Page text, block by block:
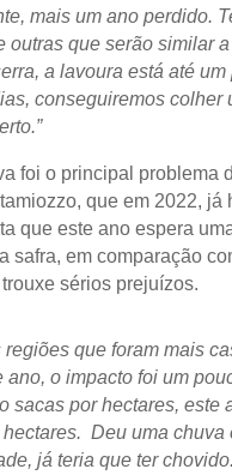
mais um ano perdido.
outras que serão similar
a lavoura está até
conseguiremos
foi o principal problema
que em 2022,
que este ano espera
safra, em comparação
sérios prejuízos.
regiões que foram mais
ano, o impacto foi um
sacas por hectares, este
Deu uma
já teria que ter